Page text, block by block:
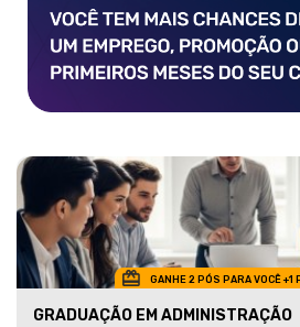
GANHE 2 PÓS PARA VOCÊ +1
GRADUAÇÃO EM ADMINISTRAÇÃO